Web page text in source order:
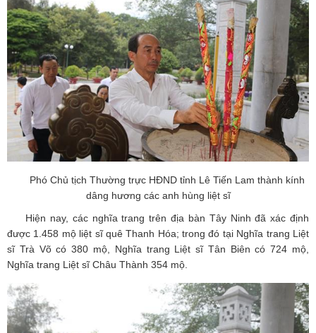
Phó Chủ tịch Thường trực HĐND tỉnh Lê Tiến Lam thành kính
dâng hương các anh hùng liệt sĩ
Hiện nay, các nghĩa trang trên địa bàn Tây Ninh đã xác định
được 1.458 mộ liệt sĩ quê Thanh Hóa; trong đó tại Nghĩa trang Liệt
sĩ Trà Võ có 380 mộ, Nghĩa trang Liệt sĩ Tân Biên có 724 mộ,
Nghĩa trang Liệt sĩ Châu Thành 354 mộ.